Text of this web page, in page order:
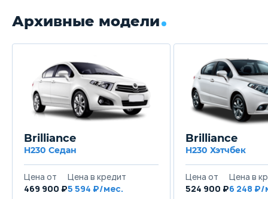
Архивные модели
Brilliance
H230 Седан
Цена от
469 900 ₽
Цена в кредит
5 594 ₽/мес.
Brilliance
H230 Хэтчбек
Цена от
524 900 ₽
Цена в
6 248 ₽/